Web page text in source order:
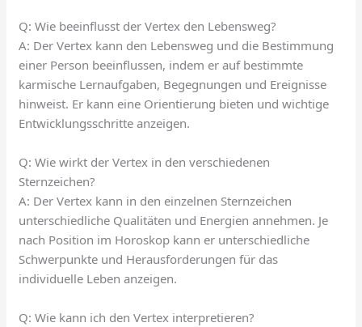
Q: Wie beeinflusst der Vertex den Lebensweg?
A: Der Vertex kann den Lebensweg und die Bestimmung
einer Person beeinflussen, indem er auf bestimmte
karmische Lernaufgaben, Begegnungen und Ereignisse
hinweist. Er kann eine Orientierung bieten und wichtige
Entwicklungsschritte anzeigen.
Q: Wie wirkt der Vertex in den verschiedenen
Sternzeichen?
A: Der Vertex kann in den einzelnen Sternzeichen
unterschiedliche Qualitäten und Energien annehmen. Je
nach Position im Horoskop kann er unterschiedliche
Schwerpunkte und Herausforderungen für das
individuelle Leben anzeigen.
Q: Wie kann ich den Vertex interpretieren?